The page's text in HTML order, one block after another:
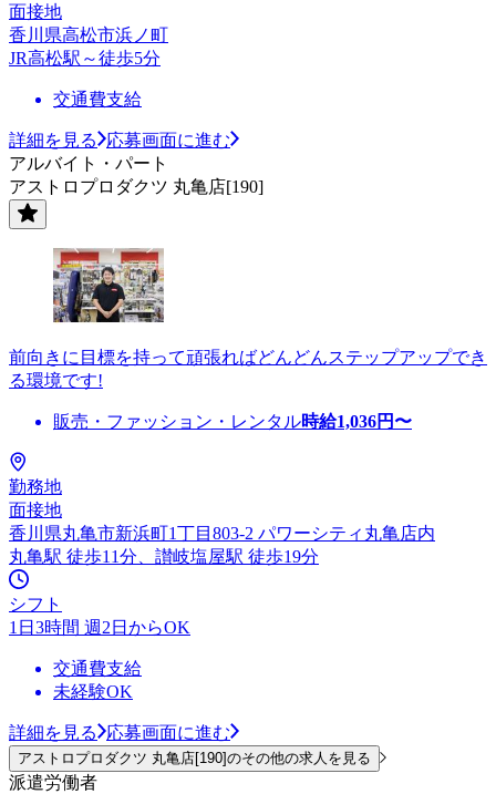
面接地
香川県高松市浜ノ町
JR高松駅～徒歩5分
交通費支給
詳細を見る
応募画面に進む
アルバイト・パート
アストロプロダクツ 丸亀店[190]
前向きに目標を持って頑張ればどんどんステップアップでき
る環境です!
販売・ファッション・レンタル時給1,036円〜
勤務地
面接地
香川県丸亀市新浜町1丁目803-2 パワーシティ丸亀店内
丸亀駅 徒歩11分、讃岐塩屋駅 徒歩19分
シフト
1日3時間 週2日からOK
交通費支給
未経験OK
詳細を見る 応募画面に進む
アストロプロダクツ 丸亀店[190]のその他の求人を見る
派遣労働者